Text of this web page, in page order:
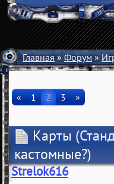
Главная»Форум»
« 1 2 3 »
Карты
кастомные?)
Strelok616